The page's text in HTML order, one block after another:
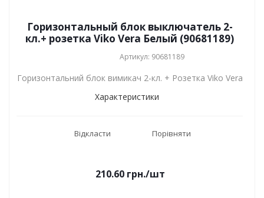
Горизонтальный блок выключатель 2-
кл.+ розетка Viko Vera Белый (90681189)
Артикул: 90681189
Горизонтальний блок вимикач 2-кл. + Розетка Viko Vera
Характеристики
Відкласти Порівняти
210.60грн./шт